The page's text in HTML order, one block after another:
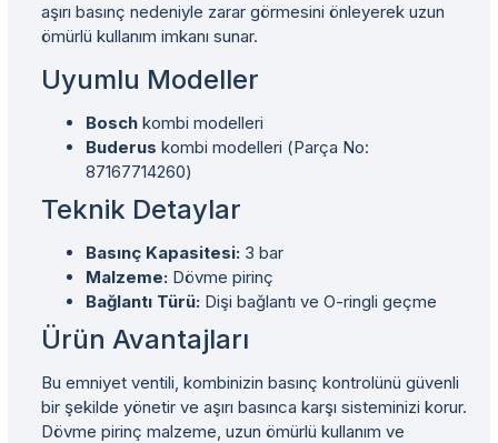
aşırı basınç nedeniyle zarar görmesini önleyerek uzun
ömürlü kullanım imkanı sunar.
Uyumlu Modeller
Bosch kombi modelleri
Buderus kombi modelleri (Parça No:
87167714260)
Teknik Detaylar
Basınç Kapasitesi: 3 bar
Malzeme: Dövme pirinç
Bağlantı Türü: Dişi bağlantı ve O-ringli geçme
Ürün Avantajları
Bu emniyet ventili, kombinizin basınç kontrolünü güvenli
bir şekilde yönetir ve aşırı basınca karşı sisteminizi korur.
Dövme pirinç malzeme, uzun ömürlü kullanım ve